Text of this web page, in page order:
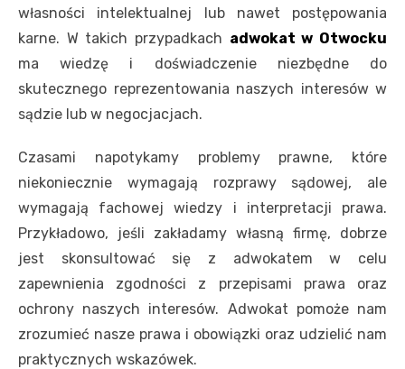
własności intelektualnej lub nawet postępowania
karne. W takich przypadkach adwokat w Otwocku
ma wiedzę i doświadczenie niezbędne do
skutecznego reprezentowania naszych interesów w
sądzie lub w negocjacjach.
Czasami napotykamy problemy prawne, które
niekoniecznie wymagają rozprawy sądowej, ale
wymagają fachowej wiedzy i interpretacji prawa.
Przykładowo, jeśli zakładamy własną firmę, dobrze
jest skonsultować się z adwokatem w celu
zapewnienia zgodności z przepisami prawa oraz
ochrony naszych interesów. Adwokat pomoże nam
zrozumieć nasze prawa i obowiązki oraz udzielić nam
praktycznych wskazówek.